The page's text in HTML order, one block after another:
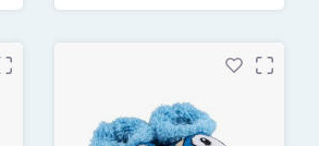
van het hoofdje te meten. De